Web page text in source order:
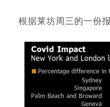
根据莱坊周三的一份报